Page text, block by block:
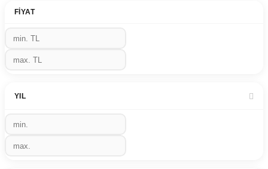
FIYAT
YIL